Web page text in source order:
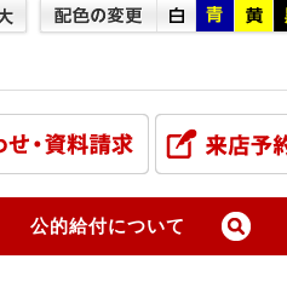
公的給付について